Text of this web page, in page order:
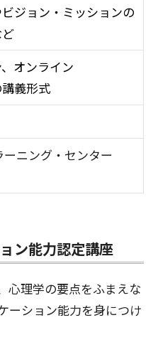
ジョン・ミッションの
オンライン
義形式
ーニング・センター
ン能力認定講座
心理学の要点をふまえな
ーション能力を身につけ